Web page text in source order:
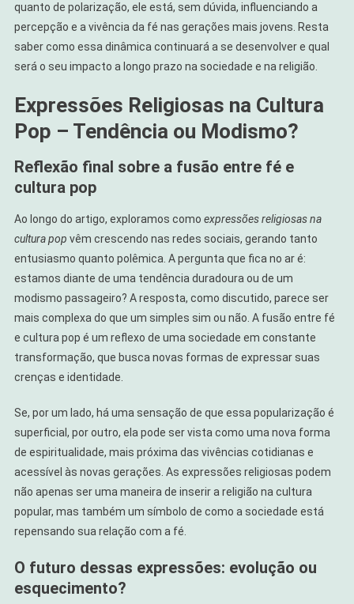
quanto de polarização, ele está, sem dúvida, influenciando a
percepção e a vivência da fé nas gerações mais jovens. Resta
saber como essa dinâmica continuará a se desenvolver e qual
será o seu impacto a longo prazo na sociedade e na religião.
Expressões Religiosas na Cultura
Pop – Tendência ou Modismo?
Reflexão final sobre a fusão entre fé e
cultura pop
Ao longo do artigo, exploramos como expressões religiosas na
cultura pop vêm crescendo nas redes sociais, gerando tanto
entusiasmo quanto polêmica. A pergunta que fica no ar é:
estamos diante de uma tendência duradoura ou de um
modismo passageiro? A resposta, como discutido, parece ser
mais complexa do que um simples sim ou não. A fusão entre fé
e cultura pop é um reflexo de uma sociedade em constante
transformação, que busca novas formas de expressar suas
crenças e identidade.
Se, por um lado, há uma sensação de que essa popularização é
superficial, por outro, ela pode ser vista como uma nova forma
de espiritualidade, mais próxima das vivências cotidianas e
acessível às novas gerações. As expressões religiosas podem
não apenas ser uma maneira de inserir a religião na cultura
popular, mas também um símbolo de como a sociedade está
repensando sua relação com a fé.
O futuro dessas expressões: evolução ou
esquecimento?